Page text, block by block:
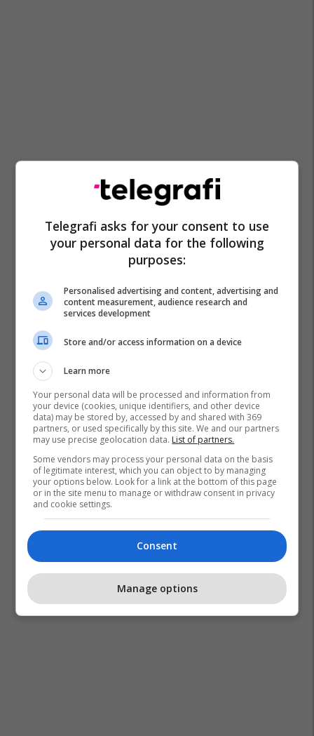
La Liga Jim Ratcliffe
Man Utd
Telegrafi asks for your consent to use
your personal data for the following
purposes:
Personalised advertising and content, advertising and
content measurement, audience research and
services development
Store and/or access information on a device
Learn more
Your personal data will be processed and information from
your device (cookies, unique identifiers, and other device
data) may be stored by, accessed by and shared with 369
partners, or used specifically by this site. We and our partners
may use precise geolocation data. List of partners.
Some vendors may process your personal data on the basis
of legitimate interest, which you can object to by managing
your options below. Look for a link at the bottom of this page
or in the site menu to manage or withdraw consent in privacy
and cookie settings.
Consent
Manage options